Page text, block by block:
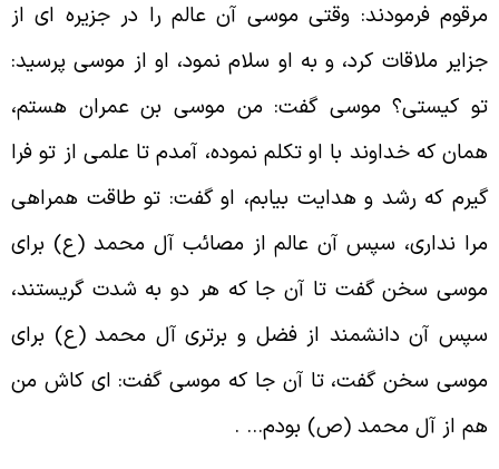
فرمودند: وقتى موسى آن عالم را در جزیره ‏اى از
ملاقات کرد، و به او سلام نمود، او از موسى پرسید:
کیستى؟ موسى گفت: من موسى بن عمران هستم،
که خداوند با او تکلم نموده، آمدم تا علمى از تو فرا
که رشد و هدایت بیابم، او گفت: تو طاقت همراهى
ندارى، سپس آن عالم از مصائب آل محمد (ع) براى
سخن گفت تا آن جا که هر دو به شدت گریستند،
آن دانشمند از فضل و برترى آل محمد (ع) براى
سخن گفت، تا آن جا که موسى گفت: اى کاش من
از آل محمد (ص) بودم… .‏